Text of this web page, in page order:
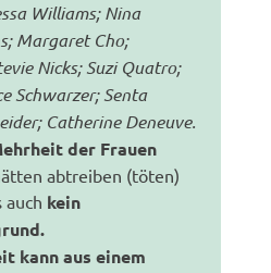
Williams; Nina
Margaret Cho;
Nicks; Suzi Quatro;
Schwarzer; Senta
Catherine Deneuve.
der Frauen
abtreiben (töten)
auch kein
kann aus einem